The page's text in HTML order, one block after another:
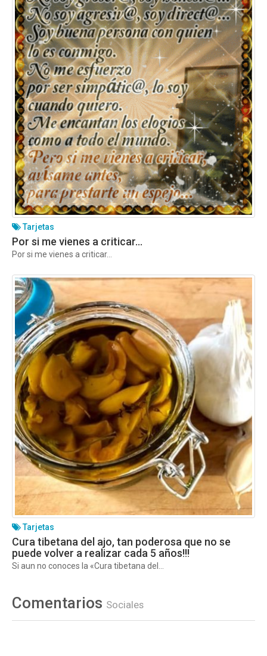
Tarjetas
Por si me vienes a criticar…
Por si me vienes a criticar…
Tarjetas
Cura tibetana del ajo, tan poderosa que no se
puede volver a realizar cada 5 años!!!
Si aun no conoces la «Cura tibetana del...
Comentarios Sociales